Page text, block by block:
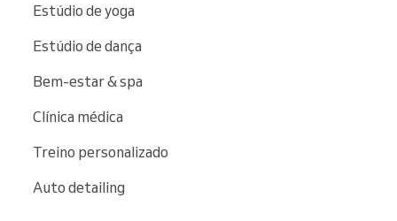
Estúdio de yoga
Estúdio de dança
Bem-estar & spa
Clínica médica
Treino personalizado
Auto detailing